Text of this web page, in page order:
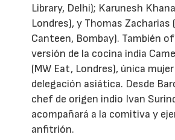
Library, Delhi); Karunesh
Londres), y Thomas Zacharias
Canteen, Bombay). También
versión de la cocina india
(MW Eat, Londres), única mujer
delegación asiática. Desde
chef de origen indio Ivan
acompañará a la comitiva y
anfitrión.